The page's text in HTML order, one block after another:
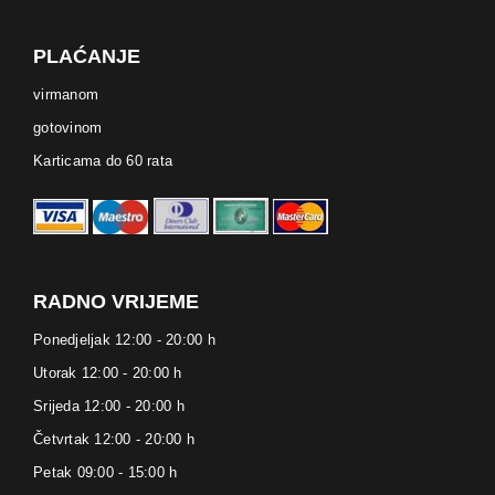
PLAĆANJE
virmanom
gotovinom
Karticama do 60 rata
RADNO VRIJEME
Ponedjeljak 12:00 - 20:00 h
Utorak 12:00 - 20:00 h
Srijeda 12:00 - 20:00 h
Četvrtak 12:00 - 20:00 h
Petak 09:00 - 15:00 h